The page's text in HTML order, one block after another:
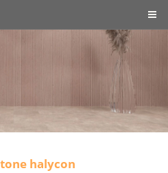
halycon